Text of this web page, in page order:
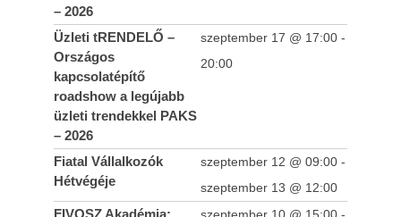
– 2026
Üzleti tRENDELŐ –
Országos
kapcsolatépítő
roadshow a legújabb
üzleti trendekkel PAKS
– 2026
szeptember 17 @ 17:00 -
20:00
Fiatal Vállalkozók
Hétvégéje
szeptember 12 @ 09:00 -
szeptember 13 @ 12:00
FIVOSZ Akadémia:
szeptember 10 @ 15:00 -